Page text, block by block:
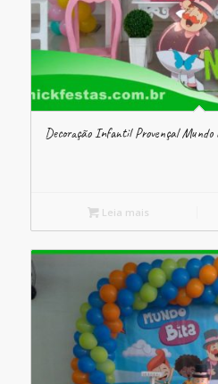
Decoração Infantil Provençal Mundo
Leia mais